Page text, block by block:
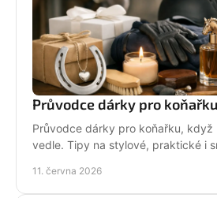
Průvodce dárky pro
Průvodce dárky pro koňařku, když
vedle. Tipy na stylové, praktické i
11. června 2026